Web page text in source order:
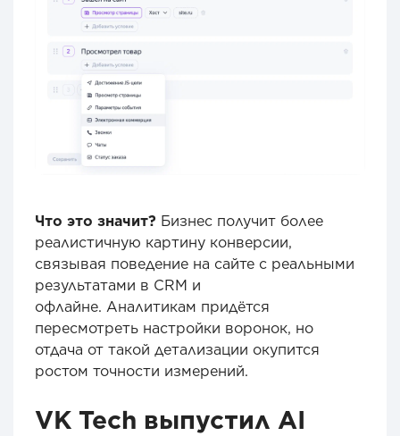
Что это значит? Бизнес получит более
реалистичную картину конверсии,
связывая поведение на сайте с реальными
результатами в CRM и
офлайне. Аналитикам придётся
пересмотреть настройки воронок, но
отдача от такой детализации окупится
ростом точности измерений.
VK Tech выпустил AI